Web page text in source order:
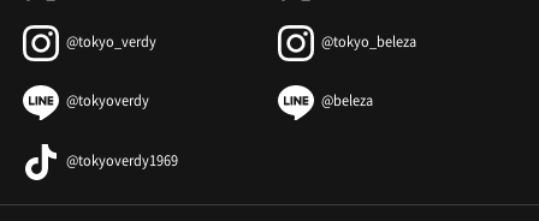
@tokyo_verdy @tokyo_beleza
@tokyoverdy @beleza
@tokyoverdy1969